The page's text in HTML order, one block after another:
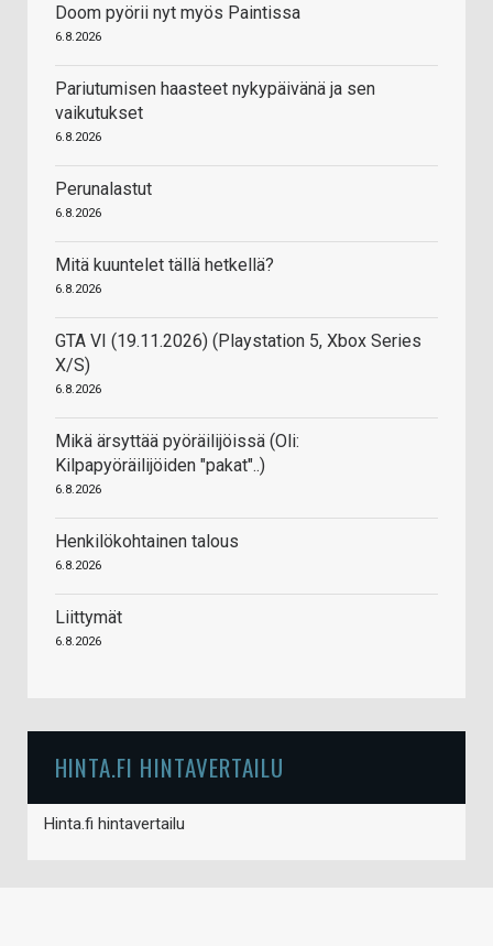
Doom pyörii nyt myös Paintissa
6.8.2026
Pariutumisen haasteet nykypäivänä ja sen
vaikutukset
6.8.2026
Perunalastut
6.8.2026
Mitä kuuntelet tällä hetkellä?
6.8.2026
GTA VI (19.11.2026) (Playstation 5, Xbox Series
X/S)
6.8.2026
Mikä ärsyttää pyöräilijöissä (Oli:
Kilpapyöräilijöiden "pakat"..)
6.8.2026
Henkilökohtainen talous
6.8.2026
Liittymät
6.8.2026
HINTA.FI HINTAVERTAILU
Hinta.fi hintavertailu